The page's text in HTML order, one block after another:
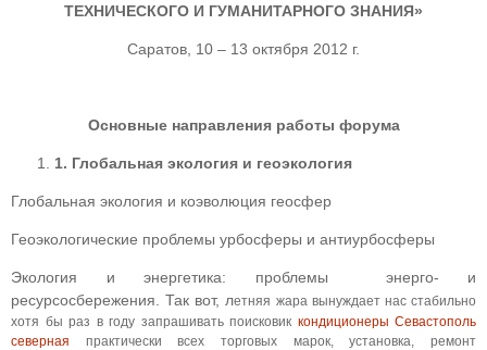
ТЕХНИЧЕСКОГО И ГУМАНИТАРНОГО ЗНАНИЯ»
Саратов, 10 – 13 октября 2012 г.
Основные направления работы форума
1. Глобальная экология и геоэкология
Глобальная экология и коэволюция геосфер
Геоэкологические проблемы урбосферы и антиурбосферы
Экология и энергетика: проблемы энерго- и
ресурсосбережения. Так вот, летняя жара вынуждает нас стабильно
хотя бы раз в году запрашивать поисковик кондиционеры Севастополь
северная практически всех торговых марок, установка, ремонт